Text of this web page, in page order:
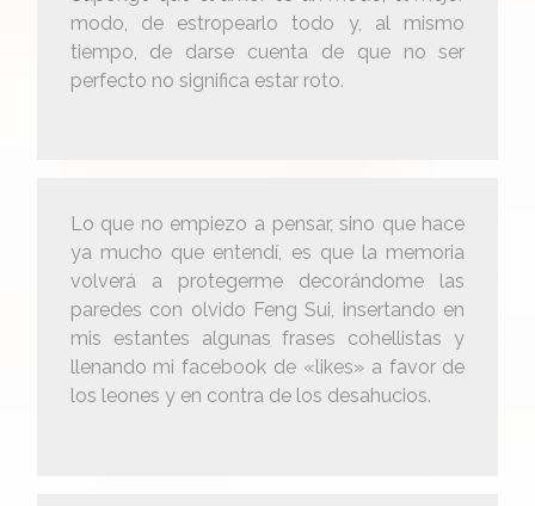
modo, de estropearlo todo y, al mismo
tiempo, de darse cuenta de que no ser
perfecto no significa estar roto.
Lo que no empiezo a pensar, sino que hace
ya mucho que entendí, es que la memoria
volverá a protegerme decorándome las
paredes con olvido Feng Sui, insertando en
mis estantes algunas frases cohellistas y
llenando mi facebook de «likes» a favor de
los leones y en contra de los desahucios.